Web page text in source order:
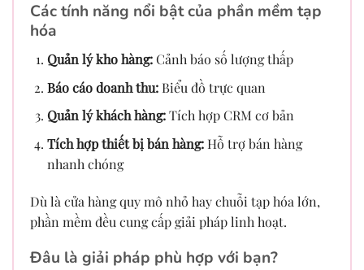
Các tính năng nổi bật của phần mềm tạp
hóa
Quản lý kho hàng:Cảnh báo số lượng thấp
Báo cáo doanh thu:Biểu đồ trực quan
Quản lý khách hàng:Tích hợp CRM cơ bản
Tích hợp thiết bị bán hàng:Hỗ trợ bán hàng
nhanh chóng
Dù là cửa hàng quy mô nhỏ hay chuỗi tạp hóa lớn,
phần mềm đều cung cấp giải pháp linh hoạt.
Đâu là giải pháp phù hợp với bạn?